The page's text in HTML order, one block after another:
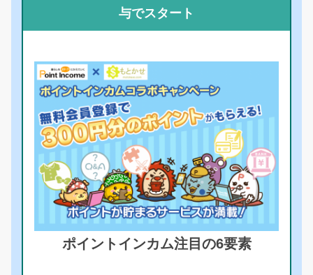
与でスタート
ポイントインカム注目の6要素